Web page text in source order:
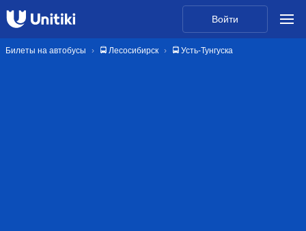
Войти
Билеты на автобусы 🚍 Лесосибирск 🚍 Усть-Тунгуска